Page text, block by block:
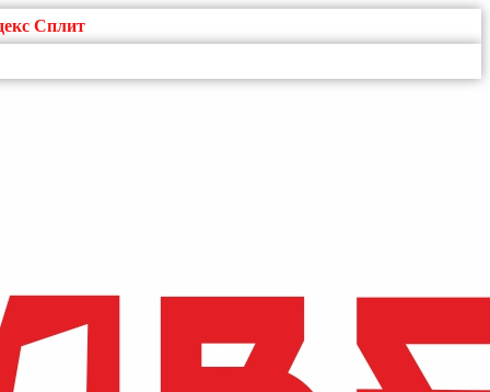
Сплит